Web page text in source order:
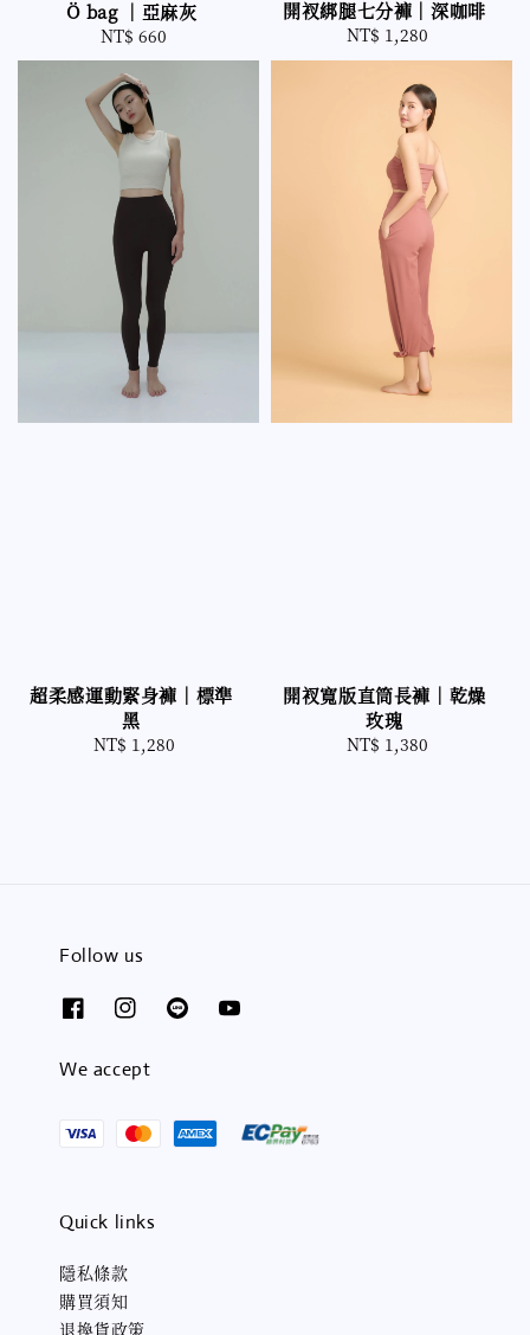
Ö bag ｜亞麻灰
Regular
price
NT$ 660
開衩綁腿七分褲｜深咖啡
Regular
price
NT$ 1,280
超柔感運動緊身褲｜標準
黑
Regular
NT$ 1,280
開衩寬版直筒長褲｜乾燥
玫瑰
Regular
NT$ 1,380
Follow us
We accept
Quick links
隱私條款
購買須知
退換貨政策